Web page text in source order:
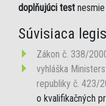
doplňujúci test
Súvisiaca
Zákon č. 338/
vyhláška
republiky č. 423/
o kvalifikačných